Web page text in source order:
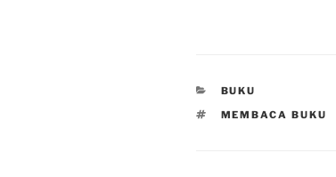
CATEGORIES
BUKU
TAGS
MEMBACA BUKU